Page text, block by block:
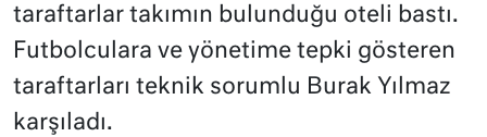
taraftarlar takımın bulunduğu oteli bastı.
Futbolculara ve yönetime tepki gösteren
taraftarları teknik sorumlu Burak Yılmaz
karşıladı.